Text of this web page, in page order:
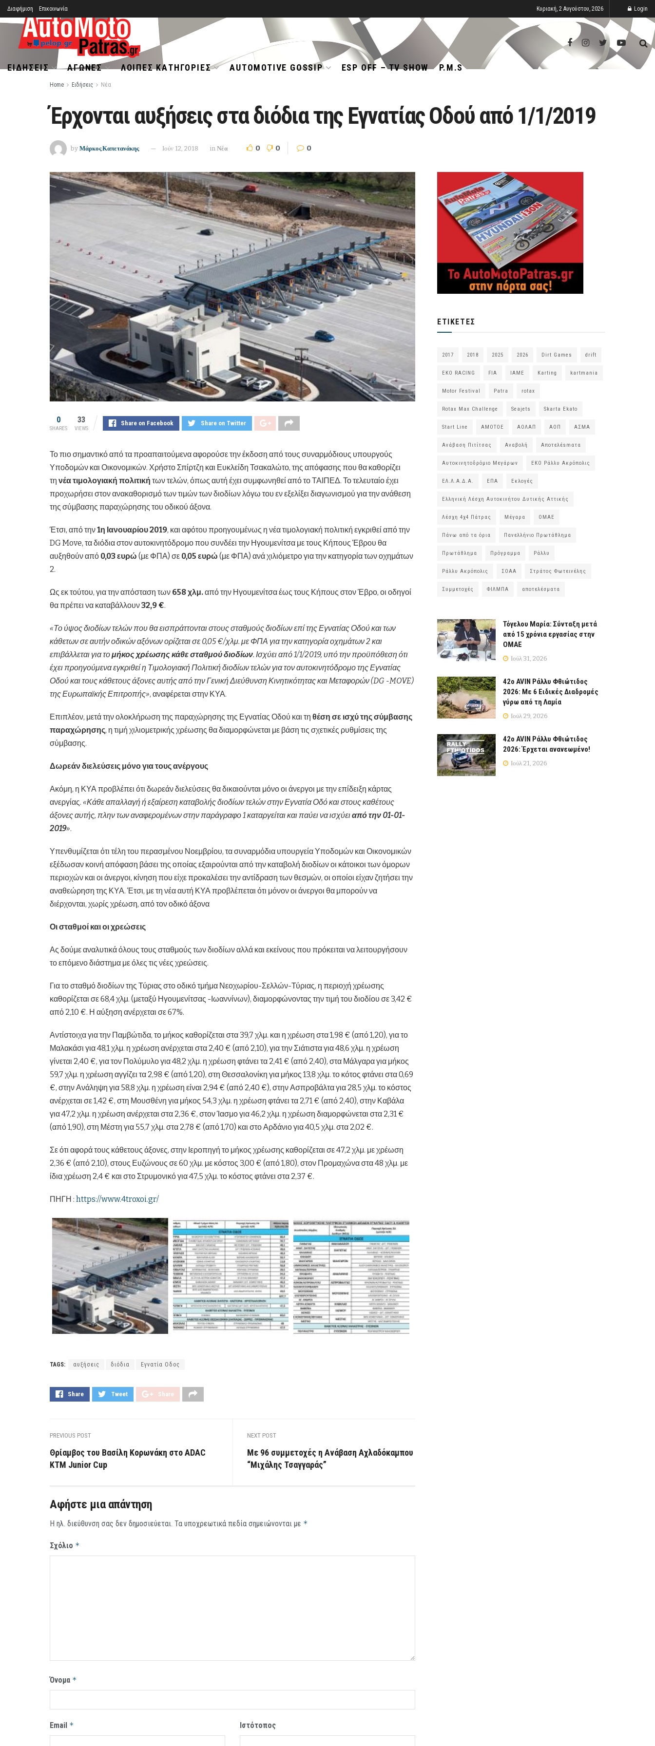
Διαφήμιση Επικοινωνία Κυριακή, 2 Αυγούστου, 2026 Login
ΕΙΔΉΣΕΙΣ ΑΓΏΝΕΣ ΛΟΙΠΈΣ ΚΑΤΗΓΟΡΊΕΣ AUTOMOTIVE GOSSIP ESP OFF – TV SHOW P.M.S
Home Ειδήσεις Νέα
Έρχονται αυξήσεις στα διόδια της Εγνατίας Οδού από 1/1/2019
by Μάρκος Καπετανάκης Ιούν 12, 2018 in Νέα 0 0 0
0
SHARES
33
VIEWS
Share on Facebook Share on Twitter
Το πιο σημαντικό από τα προαπαιτούμενα αφορούσε την έκδοση από τους συναρμόδιους υπουργούς
Υποδομών και Οικονομικών. Χρήστο Σπίρτζη και Ευκλείδη Τσακαλώτο, της απόφασης που θα καθορίζει
τη νέα τιμολογιακή πολιτική των τελών, όπως αυτή έχει συμφωνηθεί από το ΤΑΙΠΕΔ. Το τελευταίο έχει
προχωρήσει στον ανακαθορισμό των τιμών των διοδίων λόγω του εν εξελίξει διαγωνισμού για την ανάθεση
της σύμβασης παραχώρησης του οδικού άξονα.
Έτσι, από την1η Ιανουαρίου 2019, και αφότου προηγουμένως η νέα τιμολογιακή πολιτική εγκριθεί από την
DG Move, τα διόδια στον αυτοκινητόδρομο που συνδέει την Ηγουμενίτσα με τους Κήπους Έβρου θα
αυξηθούν από 0,03 ευρώ (με ΦΠΑ) σε 0,05 ευρώ (με ΦΠΑ) ανά χιλιόμετρο για την κατηγορία των οχημάτων
2.
Ως εκ τούτου, για την απόσταση των 658 χλμ.από την Ηγουμενίτσα έως τους Κήπους στον Έβρο, οι οδηγοί
θα πρέπει να καταβάλλουν32,9 €.
«Το ύψος διοδίων τελών που θα εισπράττονται στους σταθμούς διοδίων επί της Εγνατίας Οδού και των
κάθετων σε αυτήν οδικών αξόνων ορίζεται σε 0,05 €/χλμ. με ΦΠΑ για την κατηγορία οχημάτων 2 και
επιβάλλεται για τομήκος χρέωσης κάθε σταθμού διοδίων. Ισχύει από 1/1/2019, υπό την προϋπόθεση ότι
έχει προηγούμενα εγκριθεί η Τιμολογιακή Πολιτική διοδίων τελών για τον αυτοκινητόδρομο της Εγνατίας
Οδού και τους κάθετους άξονες αυτής από την Γενική Διεύθυνση Κινητικότητας και Μεταφορών (DG -MOVE)
της Ευρωπαϊκής Επιτροπής», αναφέρεται στην ΚΥΑ.
Επιπλέον, μετά την ολοκλήρωση της παραχώρησης της Εγνατίας Οδού και τη θέση σε ισχύ της σύμβασης
παραχώρησης, η τιμή χιλιομετρικής χρέωσης θα διαμορφώνεται με βάση τις σχετικές ρυθμίσεις της
σύμβασης.
Δωρεάν διελεύσεις μόνο για τους ανέργους
Ακόμη, η ΚΥΑ προβλέπει ότι δωρεάν διελεύσεις θα δικαιούνται μόνο οι άνεργοι με την επίδειξη κάρτας
ανεργίας. «Κάθε απαλλαγή ή εξαίρεση καταβολής διοδίων τελών στην Εγνατία Οδό και στους καθέτους
άξονες αυτής, πλην των αναφερομένων στην παράγραφο 1 καταργείται και παύει να ισχύειαπό την 01-01-
2019».
Υπενθυμίζεται ότι τέλη του περασμένου Νοεμβρίου, τα συναρμόδια υπουργεία Υποδομών και Οικονομικών
εξέδωσαν κοινή απόφαση βάσει της οποίας εξαιρούνται από την καταβολή διοδίων οι κάτοικοι των όμορων
περιοχών και οι άνεργοι, κίνηση που είχε προκαλέσει την αντίδραση των θεσμών, οι οποίοι είχαν ζητήσει την
αναθεώρηση της ΚΥΑ. Έτσι, με τη νέα αυτή ΚΥΑ προβλέπεται ότι μόνον οι άνεργοι θα μπορούν να
διέρχονται, χωρίς χρέωση, από τον οδικό άξονα
Οι σταθμοί και οι χρεώσεις
Ας δούμε αναλυτικά όλους τους σταθμούς των διοδίων αλλά και εκείνους που πρόκειται να λειτουργήσουν
το επόμενο διάστημα με όλες τις νέες χρεώσεις.
Για το σταθμό διοδίων της Τύριας στο οδικό τμήμα Νεοχωρίου-Σελλών-Τύριας, η περιοχή χρέωσης
καθορίζεται σε 68,4 χλμ. (μεταξύ Ηγουμενίτσας -Ιωαννίνων), διαμορφώνοντας την τιμή του διοδίου σε 3,42 €
από 2,10 €. Η αύξηση ανέρχεται σε 67%.
Αντίστοιχα για την Παμβώτιδα, το μήκος καθορίζεται στα 39,7 χλμ. και η χρέωση στα 1,98 € (από 1,20), για το
Μαλακάσι για 48,1 χλμ. η χρέωση ανέρχεται στα 2,40 € (από 2,10), για την Σιάτιστα για 48,6 χλμ. η χρέωση
γίνεται 2,40 €, για τον Πολύμυλο για 48,2 χλμ. η χρέωση φτάνει τα 2,41 € (από 2,40), στα Μάλγαρα για μήκος
59,7 χλμ. η χρέωση αγγίζει τα 2,98 € (από 1,20), στη Θεσσαλονίκη για μήκος 13,8 χλμ. το κότος φτάνει στα 0,69
€, στην Ανάληψη για 58,8 χλμ. η χρέωση είναι 2,94 € (από 2,40 €), στην Ασπροβάλτα για 28,5 χλμ. το κόστος
ανέρχεται σε 1,42 €, στη Μουσθένη για μήκος 54,3 χλμ. η χρέωση φτάνει τα 2,71 € (από 2,40), στην Καβάλα
για 47,2 χλμ. η χρέωση ανέρχεται στα 2,36 €, στον Ίασμο για 46,2 χλμ. η χρέωση διαμορφώνεται στα 2,31 €
(από 1,90), στη Μέστη για 55,7 χλμ. στα 2,78 € (από 1,70) και στο Αρδάνιο για 40,5 χλμ. στα 2,02 €.
Σε ότι αφορά τους κάθετους άξονες, στην Ιεροπηγή το μήκος χρέωσης καθορίζεται σε 47,2 χλμ. με χρέωση
2,36 € (από 2,10), στους Ευζώνους σε 60 χλμ. με κόστος 3,00 € (από 1,80), στον Προμαχώνα στα 48 χλμ. με
ίδια χρέωση 2,4 € και στο Στρυμονικό για 47,5 χλμ. το κόστος φτάνει στα 2,37 €.
ΠΗΓΗ : https://www.4troxoi.gr/
TAGS: αυξήσεις διόδια Εγνατία Οδος
Share Tweet Share
PREVIOUS POST
Θρίαμβος του Βασίλη Κορωνάκη στο ADAC
ΚΤΜ Junior Cup
NEXT POST
Με 96 συμμετοχές η Ανάβαση Αχλαδόκαμπου
“Μιχάλης Τσαγγαράς”
Αφήστε μια απάντηση
Η ηλ. διεύθυνση σας δεν δημοσιεύεται. Τα υποχρεωτικά πεδία σημειώνονται με *
Σχόλιο *
Όνομα *
Email * Ιστότοπος
ΕΤΙΚΈΤΕΣ
2017 2018 2025 2026 Dirt Games drift
EKO RACING FIA IAME Karting kartmania
Motor Festival Patra rotax
Rotax Max Challenge Seajets Skarta Ekato
Start Line ΑΜΟΤΟΕ ΑΟΛΑΠ ΑΟΠ ΑΣΜΑ
Ανάβαση Πιτίτσας Αναβολή Αποτελέsmατα
Αυτοκινητοδρόμιο Μεγάρων ΕΚΟ Ράλλυ Ακρόπολις
ΕΛ.Λ.Α.Δ.Α. ΕΠΑ Εκλογές
Ελληνική Λέσχη Αυτοκινήτου Δυτικής Αττικής
Λέσχη 4χ4 Πάτρας Μέγαρα ΟΜΑΕ
Πάνω από τα όρια Πανελλήνιο Πρωτάθλημα
Πρωτάθλημα Πρόγραμμα Ράλλυ
Ράλλυ Ακρόπολις ΣΟΑΑ Στράτος Φωτεινέλης
Συμμετοχές ΦΙΛΜΠΑ αποτελέσματα
Τόγελου Μαρία: Σύνταξη μετά
από 15 χρόνια εργασίας στην
ΟΜΑΕ
Ιούλ 31, 2026
42ο AVIN Ράλλυ Φθιώτιδος
2026: Με 6 Ειδικές Διαδρομές
γύρω από τη Λαμία
Ιούλ 29, 2026
42ο AVIN Ράλλυ Φθιώτιδος
2026: Έρχεται ανανεωμένο!
Ιούλ 21, 2026